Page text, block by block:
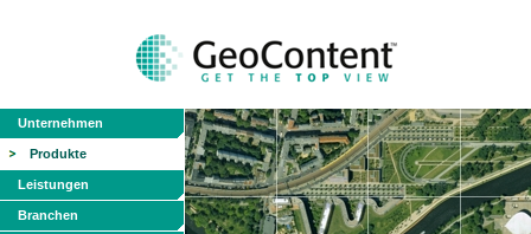
Unternehmen
Produkte
Leistungen
Branchen